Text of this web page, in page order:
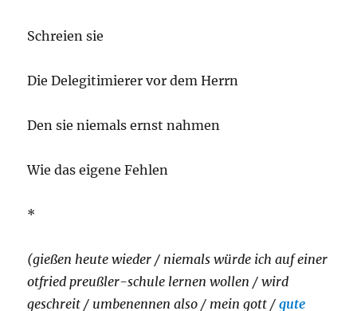
Schreien sie
Die Delegitimierer vor dem Herrn
Den sie niemals ernst nahmen
Wie das eigene Fehlen
*
(gießen heute wieder / niemals würde ich auf einer
otfried preußler-schule lernen wollen / wird
geschreit / umbenennen also / mein gott /gute